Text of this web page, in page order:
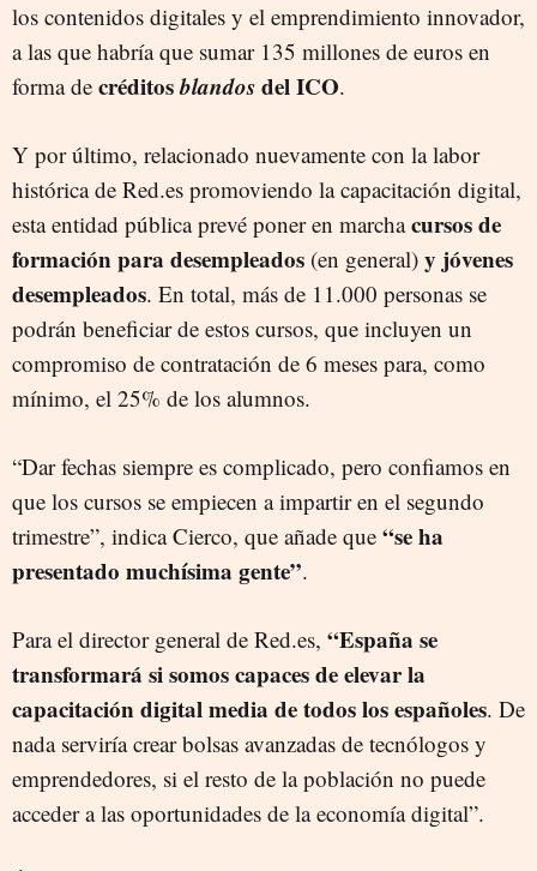
los contenidos digitales y el emprendimiento innovador,
a las que habría que sumar 135 millones de euros en
forma de créditosblandosdel ICO.
Y por último, relacionado nuevamente con la labor
histórica de Red.es promoviendo la capacitación digital,
esta entidad pública prevé poner en marchacursos de
formación para desempleados (en general) y jóvenes
desempleados. En total, más de 11.000 personas se
podrán beneficiar de estos cursos, que incluyen un
compromiso de contratación de 6 meses para, como
mínimo, el 25% de los alumnos.
“Dar fechas siempre es complicado, pero confiamos en
que los cursos se empiecen a impartir en el segundo
trimestre”, indica Cierco, que añade que “se ha
presentado muchísima gente”.
Para el director general de Red.es, “España se
transformará si somos capaces de elevar la
capacitación digital media de todos los españoles. De
nada serviría crear bolsas avanzadas de tecnólogos y
emprendedores, si el resto de la población no puede
acceder a las oportunidades de la economía digital”.